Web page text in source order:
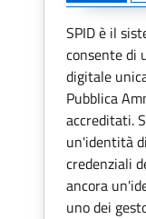
SPID è il
consente di
digitale
Pubblica
accreditati.
un'identità
credenziali
ancora
uno dei